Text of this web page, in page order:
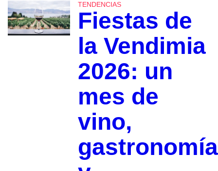
TENDENCIAS
Fiestas de
la Vendimia
2026: un
mes de
vino,
gastronomía